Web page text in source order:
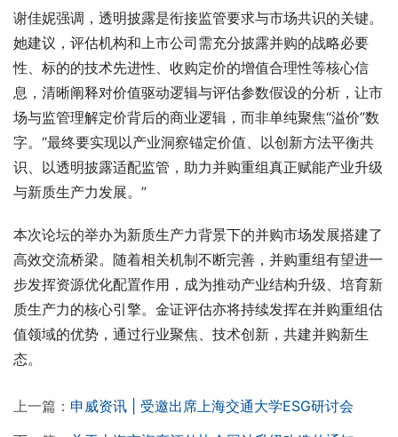
谢佳妮强调，透明披露是衔接监管要求与市场共识的关键。
她建议，评估机构和上市公司需充分披露并购的战略必要
性、标的的技术先进性、收购定价的增值合理性等核心信
息，清晰阐释对价值驱动逻辑与评估参数假设的分析，让市
场与监管理解定价背后的商业逻辑，而非单纯聚焦“溢价”数
字。“最终要实现以产业洞察锚定价值、以创新方法平衡共
识、以透明披露适配监管，助力并购重组真正赋能产业升级
与新质生产力发展。”
本次论坛的举办为新质生产力背景下的并购市场发展搭建了
高效交流桥梁。随着相关机制不断完善，并购重组有望进一
步发挥资源优化配置作用，成为推动产业结构升级、培育新
质生产力的核心引擎。金证评估亦将持续发挥在并购重组估
值领域的优势，通过行业聚焦、技术创新，共建并购新生
态。
上一篇： 申威资讯 | 受邀出席上海交通大学ESG研讨会